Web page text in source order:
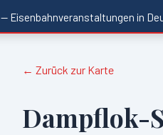
— Eisenbahnveranstaltungen in
← Zurück zur Karte
Dampflok-